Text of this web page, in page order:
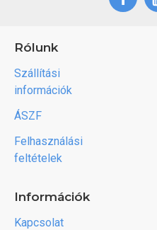
Rólunk
Szállítási
információk
ÁSZF
Felhasználási
feltételek
Információk
Kapcsolat